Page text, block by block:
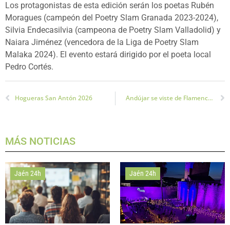
Los protagonistas de esta edición serán los poetas Rubén
Moragues (campeón del Poetry Slam Granada 2023-2024),
Silvia Endecasilvia (campeona de Poetry Slam Valladolid) y
Naiara Jiménez (vencedora de la Liga de Poetry Slam
Malaka 2024). El evento estará dirigido por el poeta local
Pedro Cortés.
Hogueras San Antón 2026 Andújar se viste de Flamenco y celebra 15 Años de Moda y Tradición
MÁS NOTICIAS
Jaén 24h Jaén 24h